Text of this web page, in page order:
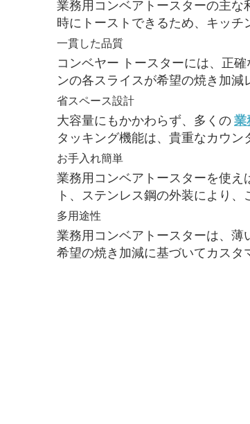
業務用コンベアトースターの主
時にトーストできるため、キッチ
一貫した品質
コンベヤー トースターには、正
ンの各スライスが希望の焼き加減
省スペース設計
大容量にもかかわらず、多くの業
タッキング機能は、貴重なカウン
お手入れ簡単
業務用コンベアトースターを使
ト、ステンレス鋼の外装により
多用途性
業務用コンベアトースターは、
希望の焼き加減に基づいてカスタ